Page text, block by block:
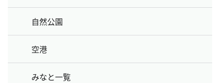
自然公園
空港
みなと一覧